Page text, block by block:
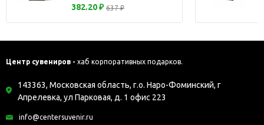
382.20 ₽ 637 ₽
Центр сувениров - хаб корпоративных подарков.
143363, Московская область, г.о. Наро-Фоминский, г
Апрелевка, ул Парковая, д. 1 офис 223
info@centersuvenir.ru